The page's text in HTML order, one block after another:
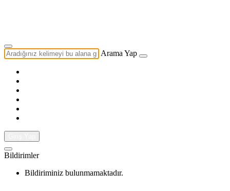
Arama Yap
Bildirimler
Bildiriminiz bulunmamaktadır.